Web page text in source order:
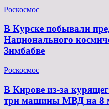
Роскосмос
В Курске побывали
Национального
Зимбабве
Роскосмос
В Кирове из-за
три машины МВД на 8